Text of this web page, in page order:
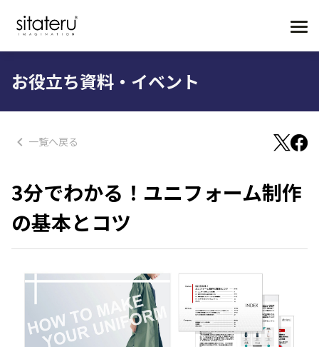
お役立ち資料・イベント
一覧へ戻る
3分でわかる！ユニフォーム制作
の基本とコツ